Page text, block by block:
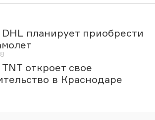
планирует приобрести
откроет свое
в Краснодаре